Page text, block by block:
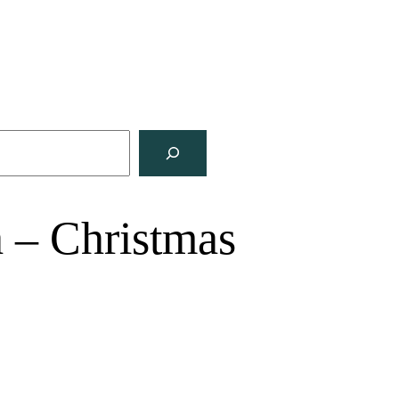
Christmas